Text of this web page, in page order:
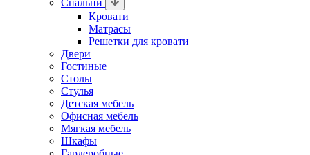
Спальни
Кровати
Матрасы
Решетки для кровати
Двери
Гостиные
Столы
Стулья
Детская мебель
Офисная мебель
Мягкая мебель
Шкафы